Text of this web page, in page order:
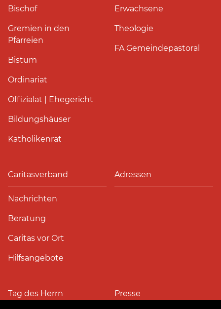
Bischof
Gremien in den
Pfarreien
Bistum
Ordinariat
Offizialat | Ehegericht
Bildungshäuser
Katholikenrat
Erwachsene
Theologie
FA Gemeindepastoral
Caritasverband
Nachrichten
Beratung
Caritas vor Ort
Hilfsangebote
Adressen
Tag des Herrn Presse